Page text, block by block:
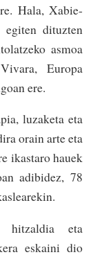
Hala, Xabie­
egiten dituzten
asmoa
Europa
ere.
luzaketa eta
orain arte eta
ikastaro hauek
adibidez, 78
hitzaldia eta
eskaini dio